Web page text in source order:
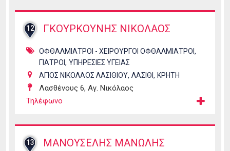
12 ΓΚΟΥΡΚΟΥΝΗΣ ΝΙΚΟΛΑΟΣ
ΟΦΘΑΛΜΙΑΤΡΟΙ - ΧΕΙΡΟΥΡΓΟΙ ΟΦΘΑΛΜΙΑΤΡΟΙ ,
ΓΙΑΤΡΟΙ , ΥΠΗΡΕΣΙΕΣ ΥΓΕΙΑΣ
ΑΓΙΟΣ ΝΙΚΟΛΑΟΣ ΛΑΣΙΘΙΟΥ, ΛΑΣΙΘΙ , ΚΡΗΤΗ
Λασθένους 6, Αγ. Νικόλαος
Τηλέφωνο
13 ΜΑΝΟΥΣΕΛΗΣ ΜΑΝΩΛΗΣ